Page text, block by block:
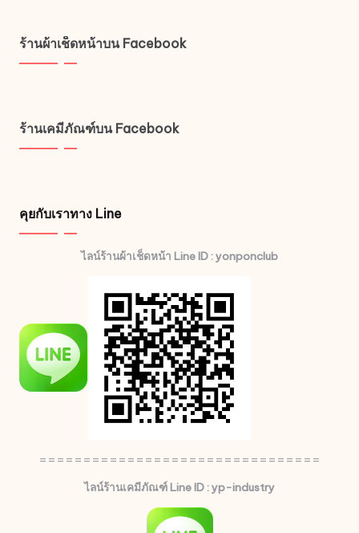
ร้านผ้าเช็ดหน้าบน Facebook
ร้านเคมีภัณฑ์บน Facebook
คุยกับเราทาง Line
ไลน์ร้านผ้าเช็ดหน้า Line ID : yonponclub
================================
ไลน์ร้านเคมีภัณฑ์ Line ID : yp-industry